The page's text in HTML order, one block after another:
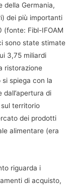
della Germania,
dei più importanti
(fonte: Fibl-IFOAM
sono state stimate
3,75 miliardi
ristorazione
spiega con la
di
territorio
dei prodotti
alimentare (era
riguarda i
di acquisto,